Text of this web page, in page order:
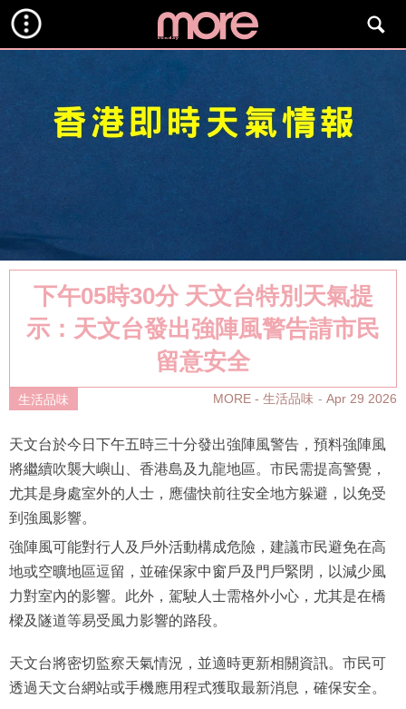
下午05時30分 天文台特別天氣提
示：天文台發出強陣風警告請市民
留意安全
生活品味 MORE - 生活品味 Apr 29 2026
天文台於今日下午五時三十分發出強陣風警告，預料強陣風
將繼續吹襲大嶼山、香港島及九龍地區。市民需提高警覺，
尤其是身處室外的人士，應儘快前往安全地方躲避，以免受
到強風影響。
強陣風可能對行人及戶外活動構成危險，建議市民避免在高
地或空曠地區逗留，並確保家中窗戶及門戶緊閉，以減少風
力對室內的影響。此外，駕駛人士需格外小心，尤其是在橋
樑及隧道等易受風力影響的路段。
天文台將密切監察天氣情況，並適時更新相關資訊。市民可
透過天文台網站或手機應用程式獲取最新消息，確保安全。